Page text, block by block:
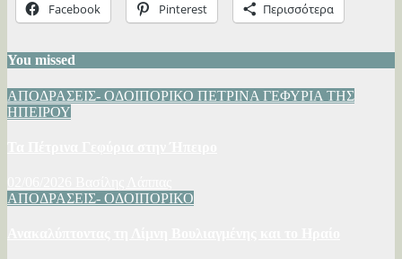
Facebook Pinterest Περισσότερα
You missed
ΑΠΟΔΡΑΣΕΙΣ- ΟΔΟΙΠΟΡΙΚΟ ΠΕΤΡΙΝΑ ΓΕΦΥΡΙΑ ΤΗΣ
ΗΠΕΙΡΟΥ
ΑΠΟΔΡΑΣΕΙΣ- ΟΔΟΙΠΟΡΙΚΟ